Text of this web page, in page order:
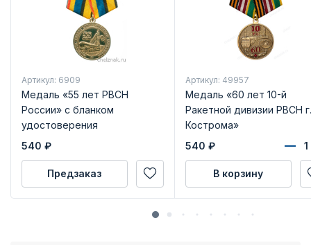
Артикул: 6909
Медаль «55 лет РВСН
России» с бланком
удостоверения
540 ₽
Предзаказ
Артикул: 49957
Медаль «60 лет 10-й
Ракетной дивизии РВСН г.
Кострома»
540 ₽
В корзину